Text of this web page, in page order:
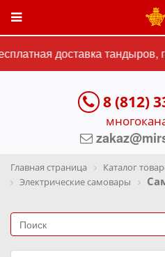
доставка тандыров,
8 (812)
Главная страница Каталог
Электрические самовары